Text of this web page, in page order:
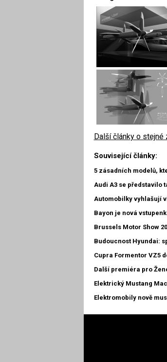
Další články o stejné
Související články:
5 zásadních modelů,
Audi A3 se představilo
Automobilky vyhlašují
Bayon je nová
Brussels Motor Show
Budoucnost Hyundai:
Cupra Formentor VZ5
Další premiéra pro
Elektrický Mustang
Elektromobily nově